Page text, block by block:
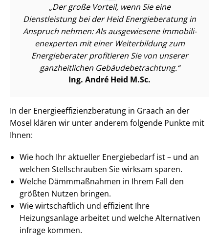
Der große Vorteil, wenn Sie eine
Dienstleistung bei der Heid Energieberatung in
Anspruch nehmen: Als ausgewiesene Im­mo­bi­li­
en­ex­per­ten mit einer Weiterbildung zum
Energieberater profitieren Sie von unserer
ganzheitlichen Ge­bäu­de­be­trach­tung.
Ing. André Heid M.Sc.
In der En­er­gie­ef­fi­zi­enz­be­ra­tung in Graach an der
Mosel klären wir unter anderem folgende Punkte mit
Ihnen:
Wie hoch Ihr aktueller Energiebedarf ist – und an
welchen Stellschrauben Sie wirksam sparen.
Welche Dämmmaßnahmen in Ihrem Fall den
größten Nutzen bringen.
Wie wirtschaftlich und effizient Ihre
Heizungsanlage arbeitet und welche Alternativen
infrage kommen.